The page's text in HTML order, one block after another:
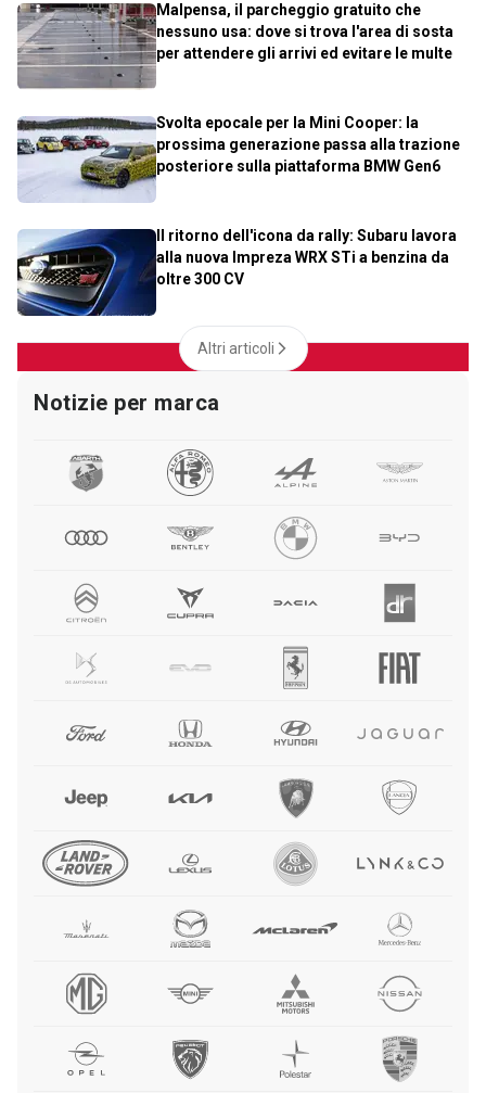
Malpensa, il parcheggio gratuito che
nessuno usa: dove si trova l'area di sosta
per attendere gli arrivi ed evitare le multe
Svolta epocale per la Mini Cooper: la
prossima generazione passa alla trazione
posteriore sulla piattaforma BMW Gen6
Il ritorno dell'icona da rally: Subaru lavora
alla nuova Impreza WRX STi a benzina da
oltre 300 CV
Altri articoli
Notizie per marca